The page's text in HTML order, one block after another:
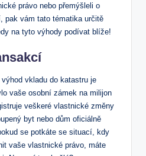
právo nebo ⁤přemýšleli o
pak vám tato ⁣tématika určitě
na ‍tyto výhody podívat blíže!
vkladu‌ do katastru je
vaše osobní zámek na⁣ milijon
veškeré vlastnické změny
⁤byt nebo dům oficiálně
se ​potkáte‍ se ‌situací, kdy
vaše‍ vlastnické právo, máte